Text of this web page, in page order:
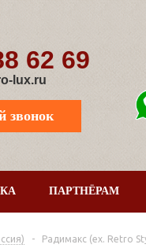
62 69
lux.ru
звонок
ПАРТНЁРАМ
- Радимакс (ex. Retro